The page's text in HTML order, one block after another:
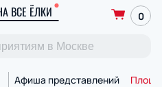
ВСЕ ЁЛКИ 0
Афиша представлений